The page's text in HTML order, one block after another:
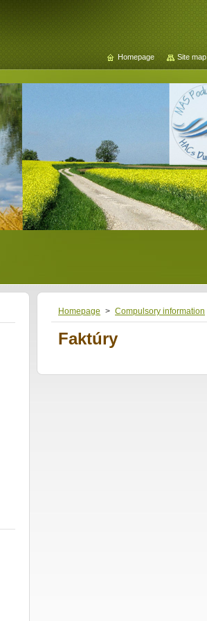
Homepage > Compulsory information
Faktúry
Homepage Site map